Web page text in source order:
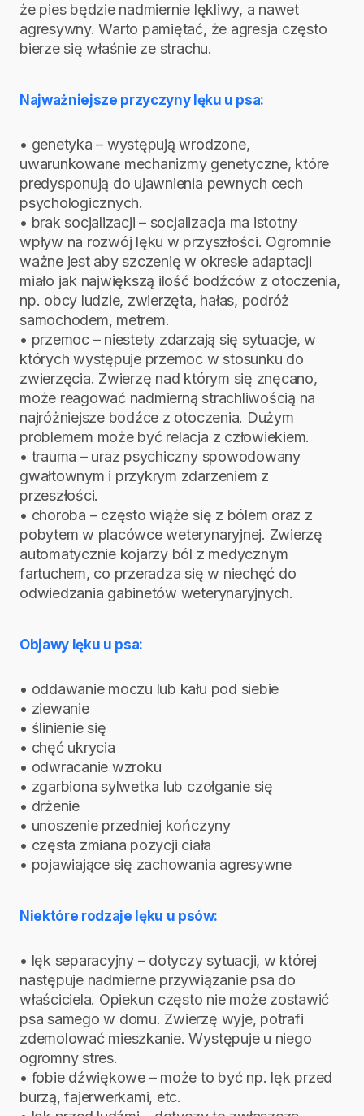
że pies będzie nadmiernie lękliwy, a nawet
agresywny. Warto pamiętać, że agresja często
bierze się właśnie ze strachu.
Najważniejsze przyczyny lęku u psa:
• genetyka – występują wrodzone,
uwarunkowane mechanizmy genetyczne, które
predysponują do ujawnienia pewnych cech
psychologicznych.
• brak socjalizacji – socjalizacja ma istotny
wpływ na rozwój lęku w przyszłości. Ogromnie
ważne jest aby szczenię w okresie adaptacji
miało jak największą ilość bodźców z otoczenia,
np. obcy ludzie, zwierzęta, hałas, podróż
samochodem, metrem.
• przemoc – niestety zdarzają się sytuacje, w
których występuje przemoc w stosunku do
zwierzęcia. Zwierzę nad którym się znęcano,
może reagować nadmierną strachliwością na
najróżniejsze bodźce z otoczenia. Dużym
problemem może być relacja z człowiekiem.
• trauma – uraz psychiczny spowodowany
gwałtownym i przykrym zdarzeniem z
przeszłości.
• choroba – często wiąże się z bólem oraz z
pobytem w placówce weterynaryjnej. Zwierzę
automatycznie kojarzy ból z medycznym
fartuchem, co przeradza się w niechęć do
odwiedzania gabinetów weterynaryjnych.
Objawy lęku u psa:
• oddawanie moczu lub kału pod siebie
• ziewanie
• ślinienie się
• chęć ukrycia
• odwracanie wzroku
• zgarbiona sylwetka lub czołganie się
• drżenie
• unoszenie przedniej kończyny
• częsta zmiana pozycji ciała
• pojawiające się zachowania agresywne
Niektóre rodzaje lęku u psów:
• lęk separacyjny – dotyczy sytuacji, w której
następuje nadmierne przywiązanie psa do
właściciela. Opiekun często nie może zostawić
psa samego w domu. Zwierzę wyje, potrafi
zdemolować mieszkanie. Występuje u niego
ogromny stres.
• fobie dźwiękowe – może to być np. lęk przed
burzą, fajerwerkami, etc.